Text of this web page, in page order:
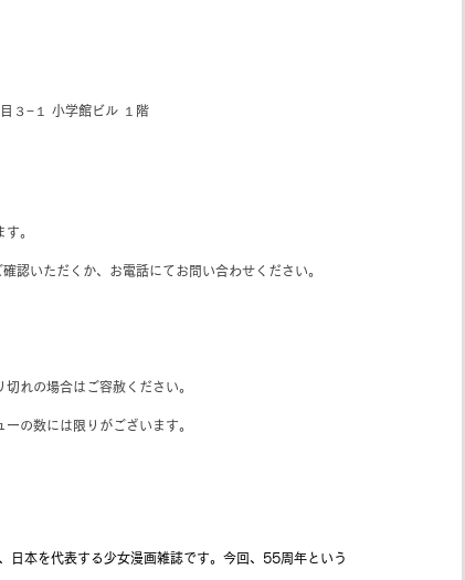
３−１ 小学館ビル １階
。
いただくか、お電話にてお問い合わせください。
れの場合はご容赦ください。
の数には限りがございます。
日本を代表する少女漫画雑誌です。今回、55周年という